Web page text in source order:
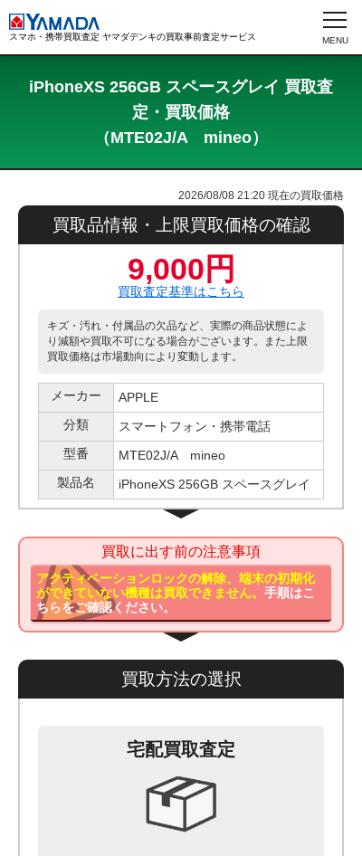
スマホ・携帯買取査定 ヤマダデンキの買取事前査定サービス
iPhoneXS 256GB スペースグレイ 買取査
定・買取価格
（MTE02J/A mineo）
2026/08/08 21:20 現在の買取価格
買取品情報・上限買取価格の確認
9,000円
買取査定基準はこちら
キズ・汚れ・付属品の欠品など、実際の商品状態によ
り減額や買取不可になる場合がございます。また上限
買取価格は市場動向により変動します。
メーカー
APPLE
分類
スマートフォン・携帯電話
型番
MTE02J/A mineo
製品名
iPhoneXS 256GB スペースグレイ
買取に出す前の注意事項
アクティベーションロックの解除、端末の初期化
ができていない機種は買取できません。手順はこ
ちらをご確認ください。
買取方法の選択
宅配買取査定